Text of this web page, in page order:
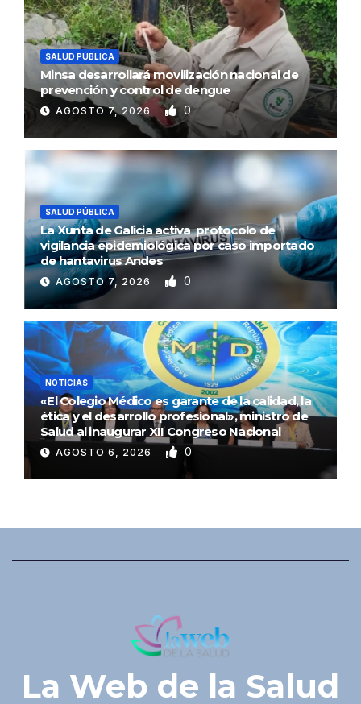
SALUD PÚBLICA
Minsa desarrollará movilización nacional de
prevención y control de dengue
AGOSTO 7, 2026 0
SALUD PÚBLICA
La Xunta de Galicia activa protocolo de
vigilancia epidemiológica por caso importado
de hantavirus Andes
AGOSTO 7, 2026 0
NOTICIAS
«El Colegio Médico es garante de la calidad, la
ética y el desarrollo profesional», ministro de
Salud al inaugurar XII Congreso Nacional
AGOSTO 6, 2026 0
La Web de la Salud